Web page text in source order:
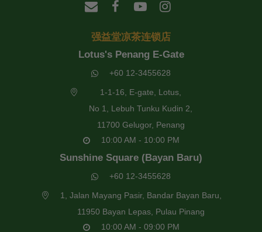
强益堂凉茶连锁店
Lotus's Penang E-Gate
+60 12-3455628
1-1-16, E-gate, Lotus,
No 1, Lebuh Tunku Kudin 2,
11700 Gelugor, Penang
10:00 AM - 10:00 PM
Sunshine Square (Bayan Baru)
+60 12-3455628
1, Jalan Mayang Pasir, Bandar Bayan Baru,
11950 Bayan Lepas, Pulau Pinang
10:00 AM - 09:00 PM